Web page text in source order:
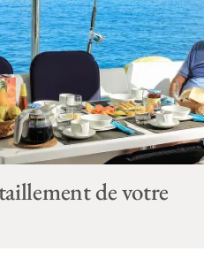
de votre